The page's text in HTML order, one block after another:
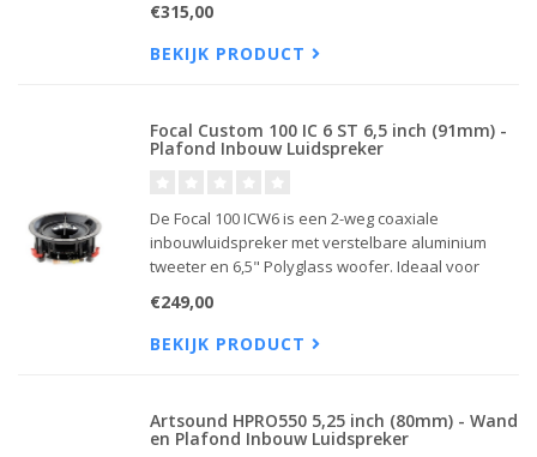
compacte ruimtes.
€315,00
BEKIJK PRODUCT
Focal Custom 100 IC 6 ST 6,5 inch (91mm) -
Plafond Inbouw Luidspreker
De Focal 100 ICW6 is een 2-weg coaxiale
inbouwluidspreker met verstelbare aluminium
tweeter en 6,5" Polyglass woofer. Ideaal voor
omgevingen.
€249,00
BEKIJK PRODUCT
Artsound HPRO550 5,25 inch (80mm) - Wand
en Plafond Inbouw Luidspreker